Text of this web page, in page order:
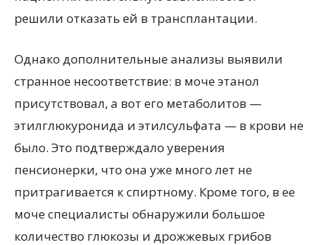
решили отказать ей в трансплантации.
Однако дополнительные анализы выявили
странное несоответствие: в моче этанол
присутствовал, а вот его метаболитов —
этилглюкуронида и этилсульфата — в крови не
было. Это подтверждало уверения
пенсионерки, что она уже много лет не
притрагивается к спиртному. Кроме того, в ее
моче специалисты обнаружили большое
количество глюкозы и дрожжевых грибов